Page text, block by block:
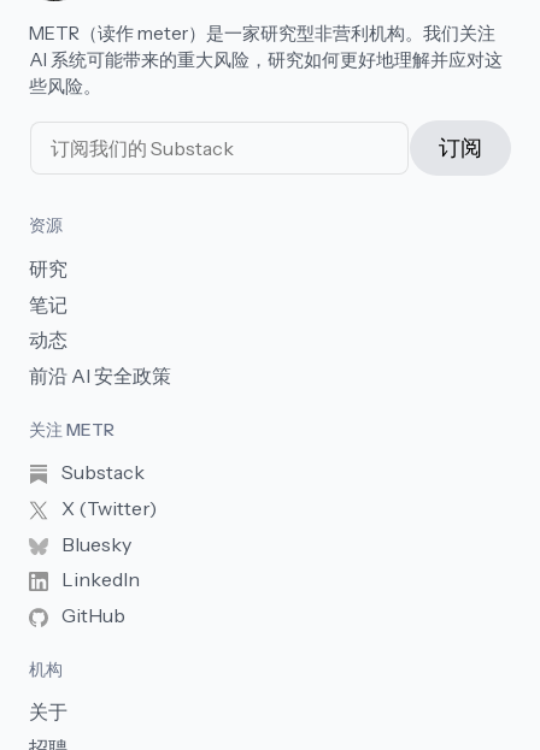
METR（读作 meter）是一家研究型非营利机构。我们关注
AI 系统可能带来的重大风险，研究如何更好地理解并应对这
些风险。
订阅
资源
研究
笔记
动态
前沿 AI 安全政策
关注 METR
Substack
X (Twitter)
Bluesky
LinkedIn
GitHub
机构
关于